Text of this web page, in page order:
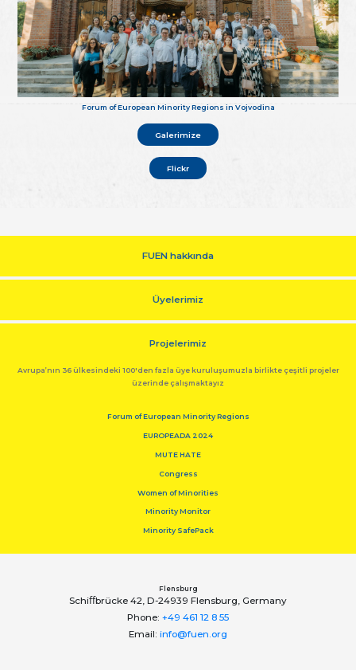
Forum of European Minority Regions in Vojvodina
Galerimize
Flickr
FUEN hakkında
Üyelerimiz
Projelerimiz
Avrupa’nın 36 ülkesindeki 100'den fazla üye kuruluşumuzla birlikte çeşitli projeler
üzerinde çalışmaktayız
Forum of European Minority Regions
EUROPEADA 2024
MUTE HATE
Congress
Women of Minorities
Minority Monitor
Minority SafePack
Flensburg
Schiﬀbrücke 42, D-24939 Flensburg, Germany
Phone: +49 461 12 8 55
Email: info@fuen.org